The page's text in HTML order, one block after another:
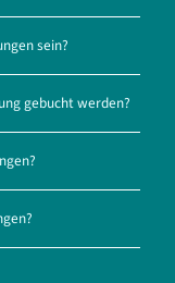
sein?
gebucht werden?